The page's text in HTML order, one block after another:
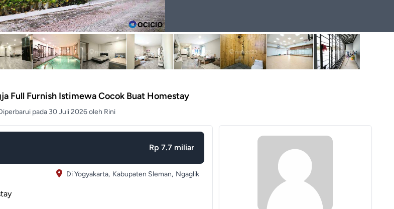
Full Furnish Istimewa Cocok Buat Homestay
pada 30 Juli 2026 oleh Rini
Rp 7.7 miliar
Di Yogyakarta, Kabupaten Sleman, Ngaglik